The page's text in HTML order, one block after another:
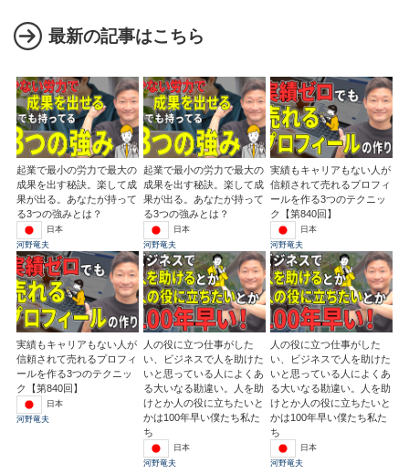
最新の記事はこちら
起業で最小の労力で最大の
成果を出す秘訣。楽して成
果が出る。あなたが持って
る3つの強みとは？
日本
河野竜夫
起業で最小の労力で最大の
成果を出す秘訣。楽して成
果が出る。あなたが持って
る3つの強みとは？
日本
河野竜夫
実績もキャリアもない人が
信頼されて売れるプロフィ
ールを作る3つのテクニッ
ク【第840回】
日本
河野竜夫
実績もキャリアもない人が
信頼されて売れるプロフィ
ールを作る3つのテクニッ
ク【第840回】
日本
河野竜夫
人の役に立つ仕事がした
い、ビジネスで人を助けた
いと思っている人によくあ
る大いなる勘違い。人を助
けとか人の役に立ちたいと
かは100年早い僕たち私た
ち
日本
河野竜夫
人の役に立つ仕事がした
い、ビジネスで人を助けた
いと思っている人によくあ
る大いなる勘違い。人を助
けとか人の役に立ちたいと
かは100年早い僕たち私た
ち
日本
河野竜夫